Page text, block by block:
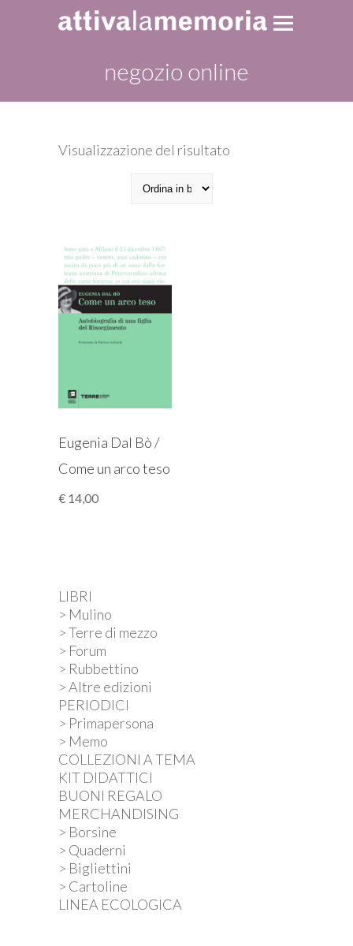
negozio online
Visualizzazione del risultato
Eugenia Dal Bò /
Come un arco teso
€ 14,00
LIBRI
> Mulino
> Terre di mezzo
> Forum
> Rubbettino
> Altre edizioni
PERIODICI
> Primapersona
> Memo
COLLEZIONI A TEMA
KIT DIDATTICI
BUONI REGALO
MERCHANDISING
> Borsine
> Quaderni
> Bigliettini
> Cartoline
LINEA ECOLOGICA